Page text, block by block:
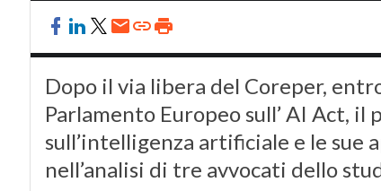
Dopo il via libera del Coreper,
Parlamento Europeo sull’ AI Act,
sull’intelligenza artificiale e le
nell’analisi di tre avvocati dello